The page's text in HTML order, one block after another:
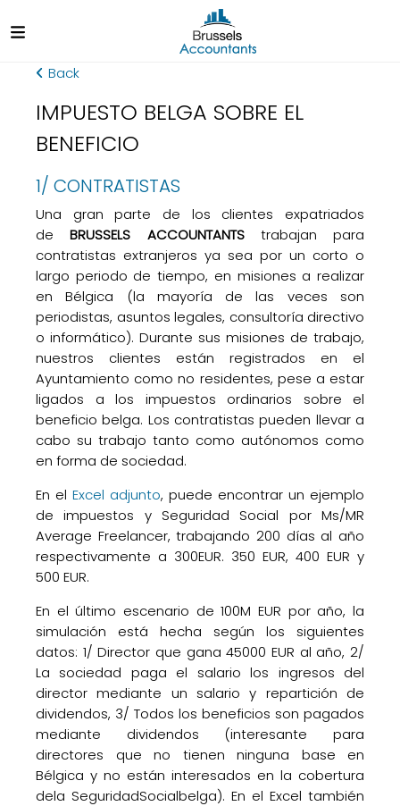
Back
IMPUESTO BELGA SOBRE EL
BENEFICIO
1/ CONTRATISTAS
Una gran parte de los clientes expatriados
deBRUSSELS ACCOUNTANTS trabajan para
contratistas extranjeros ya sea por un corto o
largo periodo de tiempo, en misiones a realizar
en Bélgica (la mayoría de las veces son
periodistas, asuntos legales, consultoría directivo
o informático). Durante sus misiones de trabajo,
nuestros clientes están registrados en el
Ayuntamiento como no residentes, pese a estar
ligados a los impuestos ordinarios sobre el
beneficio belga. Los contratistas pueden llevar a
cabo su trabajo tanto como autónomos como
en forma de sociedad.
En el Excel adjunto, puede encontrar un ejemplo
de impuestos y Seguridad Social por Ms/MR
Average Freelancer, trabajando 200 días al año
respectivamente a 300EUR. 350 EUR, 400 EUR y
500 EUR.
En el último escenario de 100M EUR por año, la
simulación está hecha según los siguientes
datos: 1/ Director que gana 45000 EUR al año, 2/
La sociedad paga el salario los ingresos del
director mediante un salario y repartición de
dividendos, 3/ Todos los beneficios son pagados
mediante dividendos (interesante para
directores que no tienen ninguna base en
Bélgica y no están interesados en la cobertura
dela SeguridadSocialbelga). En el Excel también